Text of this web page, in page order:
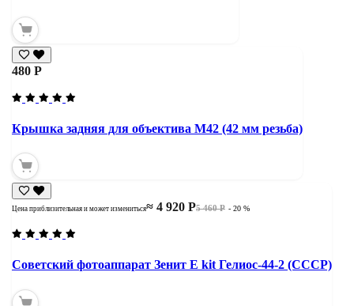
480 Р
Крышка задняя для объектива М42 (42 мм резьба)
5 460 Р
≈ 4 920 Р
Цена приблизительная и может измениться - 20 %
Советский фотоаппарат Зенит Е kit Гелиос-44-2 (СССР)